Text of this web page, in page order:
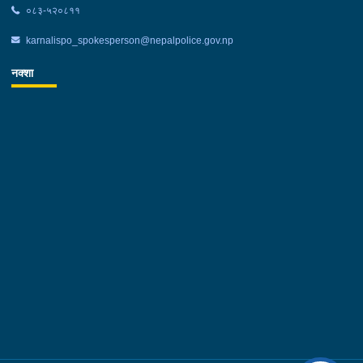
०८३-५२०८११
karnalispo_spokesperson@nepalpolice.gov.np
नक्शा